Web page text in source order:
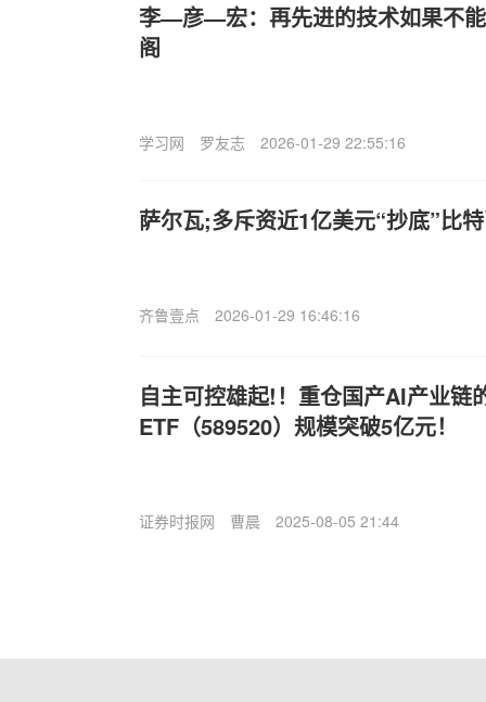
李—彦—宏：再先进的技术如果不
阁
学习网 罗友志 2026-01-29 22:55:16
萨尔瓦;多斥资近1亿美元“抄底”比
齐鲁壹点 2026-01-29 16:46:16
自主可控雄起!！重仓国产AI产业链
ETF（589520）规模突破5亿元！
证券时报网 曹晨 2025-08-05 21:44